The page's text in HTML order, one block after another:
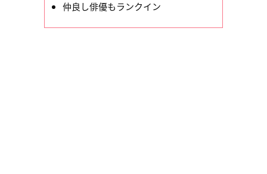
仲良し俳優もランクイン